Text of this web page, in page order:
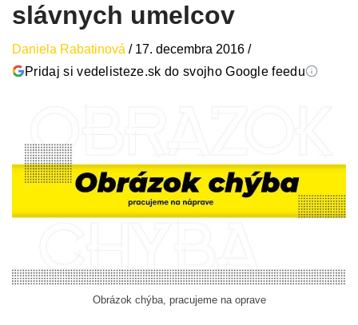
slávnych umelcov
Daniela Rabatinová / 17. decembra 2016 /
Pridaj si vedelisteze.sk do svojho Google feedu
Obrázok chýba, pracujeme na oprave